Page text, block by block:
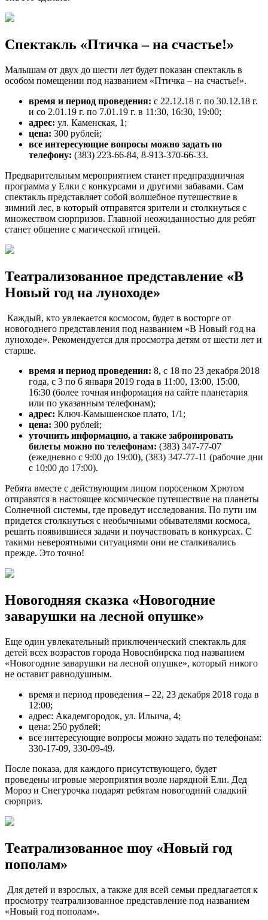
Спектакль «Птичка – на счастье!»
Малышам от двух до шести лет будет показан спектакль в
особом помещении под названием «Птичка – на счастье!».
время и период проведения: с 22.12.18 г. по 30.12.18 г.
и со 2.01.19 г. по 7.01.19 г. в 11:30, 16:30, 19:00;
адрес: ул. Каменская, 1;
цена: 300 рублей;
все интересующие вопросы можно задать по
телефону: (383) 223-66-84, 8-913-370-66-33.
Предварительным мероприятием станет предпраздничная
программа у Елки с конкурсами и другими забавами. Сам
спектакль представляет собой волшебное путешествие в
зимний лес, в который отправятся зрители и столкнуться с
множеством сюрпризов. Главной неожиданностью для ребят
станет общение с магической птицей.
Театрализованное представление «В
Новый год на луноходе»
Каждый, кто увлекается космосом, будет в восторге от
новогоднего представления под названием «В Новый год на
луноходе». Рекомендуется для просмотра детям от шести лет и
старше.
время и период проведения: 8, с 18 по 23 декабря 2018
года, с 3 по 6 января 2019 года в 11:00, 13:00, 15:00,
16:30 (более точная информация на сайте планетария
или по указанным телефонам);
адрес: Ключ-Камышенское плато, 1/1;
цена: 300 рублей;
уточнить информацию, а также забронировать
билеты можно по телефонам: (383) 347-77-07
(ежедневно с 9:00 до 19:00), (383) 347-77-11 (рабочие дни
с 10:00 до 17:00).
Ребята вместе с действующим лицом поросенком Хрютом
отправятся в настоящее космическое путешествие на планеты
Солнечной системы, где проведут исследования. По пути им
придется столкнуться с необычными обывателями космоса,
решить появившиеся задачи и поучаствовать в конкурсах. С
такими невероятными ситуациями они не сталкивались
прежде. Это точно!
Новогодняя сказка «Новогодние
заварушки на лесной опушке»
Еще один увлекательный приключенческий спектакль для
детей всех возрастов города Новосибирска под названием
«Новогодние заварушки на лесной опушке», который никого
не оставит равнодушным.
время и период проведения – 22, 23 декабря 2018 года в
12:00;
адрес: Академгородок, ул. Ильича, 4;
цена: 250 рублей;
все интересующие вопросы можно задать по телефонам:
330-17-09, 330-09-49.
После показа, для каждого присутствующего, будет
проведены игровые мероприятия возле нарядной Ели. Дед
Мороз и Снегурочка подарят ребятам новогодний сладкий
сюрприз.
Театрализованное шоу «Новый год
пополам»
Для детей и взрослых, а также для всей семьи предлагается к
просмотру театрализованное представление под названием
«Новый год пополам».